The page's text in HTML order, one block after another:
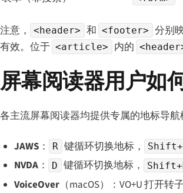
注意， <header> 和 <footer> 分别
有效。位于 <article> 内的
屏幕阅读器用户如
各主流屏幕阅读器均提供专属的地标导航
JAWS： R 键循环切换地标，
NVDA： D 键循环切换地标，
VoiceOver（macOS）：VO+U 打开转